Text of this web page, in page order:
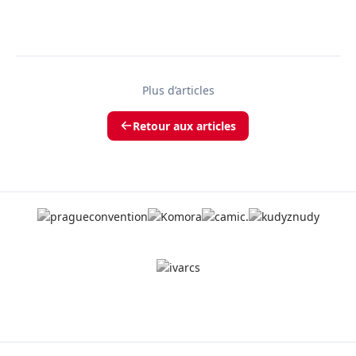
Plus d’articles
Retour aux articles